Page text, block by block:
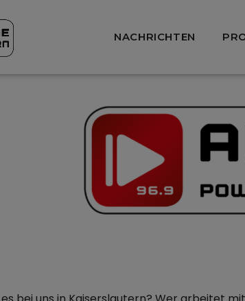
NACHRICHTEN